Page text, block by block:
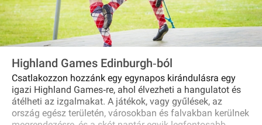
Highland Games Edinburgh‐ból
Csatlakozzon hozzánk egy egynapos kirándulásra egy
igazi Highland Games‐re, ahol élvezheti a hangulatot és
átélheti az izgalmakat. A játékok, vagy gyűlések, az
ország egész területén, városokban és falvakban kerülnek